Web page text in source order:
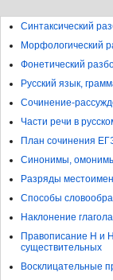
Синтаксический
Морфологический
Фонетический
Русский язык,
Сочинение-
Части речи в
План сочинения
Синонимы,
Разряды
Способы
Наклонение
Правописание Н и
существительных
Восклицательные